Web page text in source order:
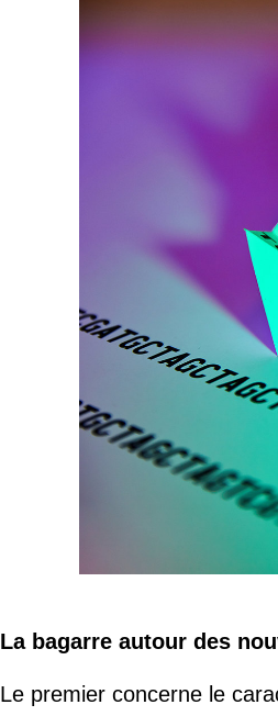
Il
La bagarre autour des
Le premier concerne le